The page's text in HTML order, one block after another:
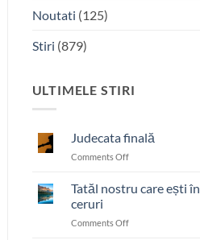
Noutati (125)
Stiri (879)
ULTIMELE STIRI
Judecata finală
Comments Offon
Tatăl nostru care ești în
ceruri
Comments Offon